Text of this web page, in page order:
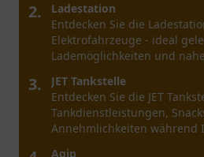
2.
Ladestation
Entdecken Sie die
Elektrofahrzeuge - ideal
Lademöglichkeiten und
3.
JET Tankstelle
Entdecken Sie die JET
Tankdienstleistungen,
Annehmlichkeiten während
Agip